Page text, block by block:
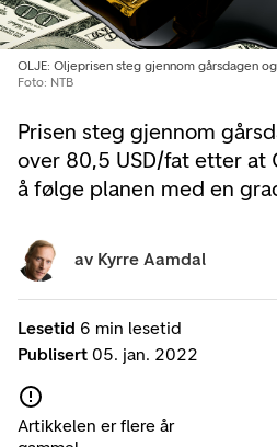
Prisen steg gjennom
over 80,5 USD/fat etter at
å følge planen med en
OLJE: Oljeprisen steg gjennom gårsdagen
Foto: NTB
Lesetid 6 min lesetid
Publisert 05. jan. 2022
Artikkelen er flere år
av Kyrre Aamdal